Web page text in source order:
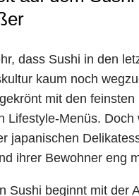
dass Sushi in den
kaum noch
mit den
Lifestyle-Menüs.
japanischen
ihrer Bewohner eng
Sushi beginnt mit der